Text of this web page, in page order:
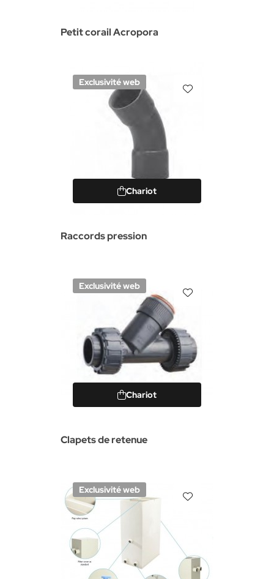
Petit corail Acropora
Exclusivité web
Chariot
Raccords pression
Exclusivité web
Chariot
Clapets de retenue
Exclusivité web